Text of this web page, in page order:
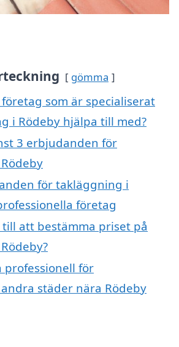
gömma
som är specialiserat
i Rödeby hjälpa till med?
3 erbjudanden för
för takläggning i
företag
att bestämma priset på
professionell för
städer nära Rödeby